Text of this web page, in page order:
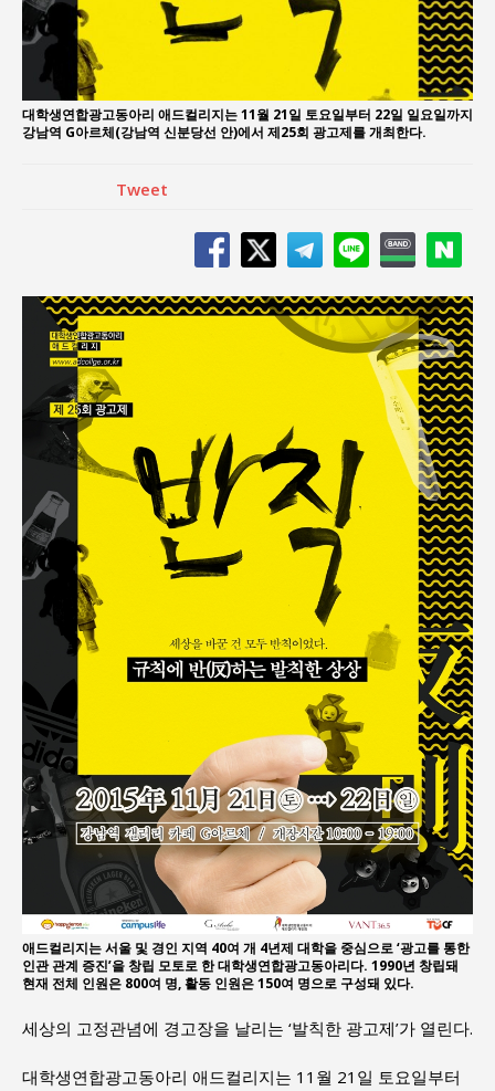
대학생연합광고동아리 애드컬리지는 11월 21일 토요일부터 22일 일요일까지
강남역 G아르체(강남역 신분당선 안)에서 제25회 광고제를 개최한다.
Tweet
애드컬리지는 서울 및 경인 지역 40여 개 4년제 대학을 중심으로 ‘광고를 통한
인관 관계 증진’을 창립 모토로 한 대학생연합광고동아리다. 1990년 창립돼
현재 전체 인원은 800여 명, 활동 인원은 150여 명으로 구성돼 있다.
세상의 고정관념에 경고장을 날리는 ‘발칙한 광고제’가 열린다.
대학생연합광고동아리 애드컬리지는 11월 21일 토요일부터